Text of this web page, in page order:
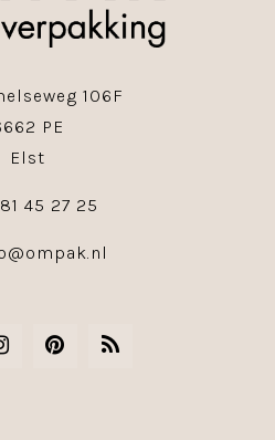
106F
PE
Elst
45 27 25